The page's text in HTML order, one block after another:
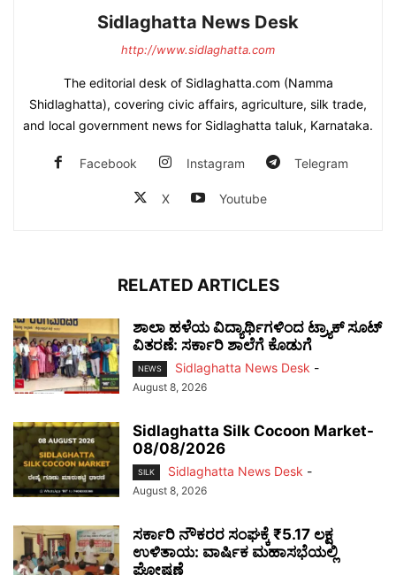
Sidlaghatta News Desk
http://www.sidlaghatta.com
The editorial desk of Sidlaghatta.com (Namma
Shidlaghatta), covering civic affairs, agriculture, silk trade,
and local government news for Sidlaghatta taluk, Karnataka.
Facebook Instagram Telegram
X Youtube
RELATED ARTICLES
ಶಾಲಾ ಹಳೆಯ ವಿದ್ಯಾರ್ಥಿಗಳಿಂದ ಟ್ರ್ಯಾಕ್‌ ಸೂಟ್
ವಿತರಣೆ: ಸರ್ಕಾರಿ ಶಾಲೆಗೆ ಕೊಡುಗೆ
NEWS Sidlaghatta News Desk -
August 8, 2026
Sidlaghatta Silk Cocoon Market-
08/08/2026
SILK Sidlaghatta News Desk -
August 8, 2026
ಸರ್ಕಾರಿ ನೌಕರರ ಸಂಘಕ್ಕೆ ₹5.17 ಲಕ್ಷ
ಉಳಿತಾಯ: ವಾರ್ಷಿಕ ಮಹಾಸಭೆಯಲ್ಲಿ
ಘೋಷಣೆ